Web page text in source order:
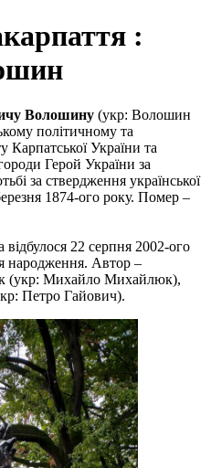
:
Волошину (укр: Волошин
політичному та
Карпатської України та
Герой України за
за ствердження української
1874-ого року. Помер –
22 серпня 2002-ого
народження. Автор –
(укр: Михайло Михайлюк),
Петро Гайович).